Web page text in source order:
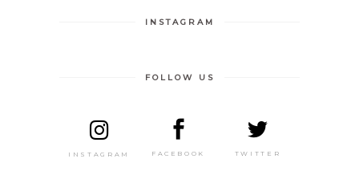
INSTAGRAM
FOLLOW US
INSTAGRAM FACEBOOK TWITTER